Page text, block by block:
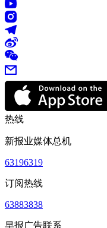
热线
新报业媒体总机
63196319
订阅热线
63883838
早报广告联系